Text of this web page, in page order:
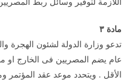
مادة۳
تدعو وزارة الدولة لشئون الهجرة
عام يضم المصريين فى الخارج او
الأقل . ويتحدد موعد عقد المؤتمر